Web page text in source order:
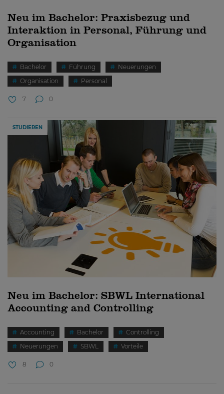
Neu im Bachelor: Praxisbezug und
Interaktion in Personal, Führung und
Organisation
Bachelor Führung
Neuerungen
Organisation
Personal
7 0
STUDIEREN
Neu im Bachelor: SBWL International
Accounting and Controlling
Accounting Bachelor
Controlling
Neuerungen
SBWL Vorteile
8 0